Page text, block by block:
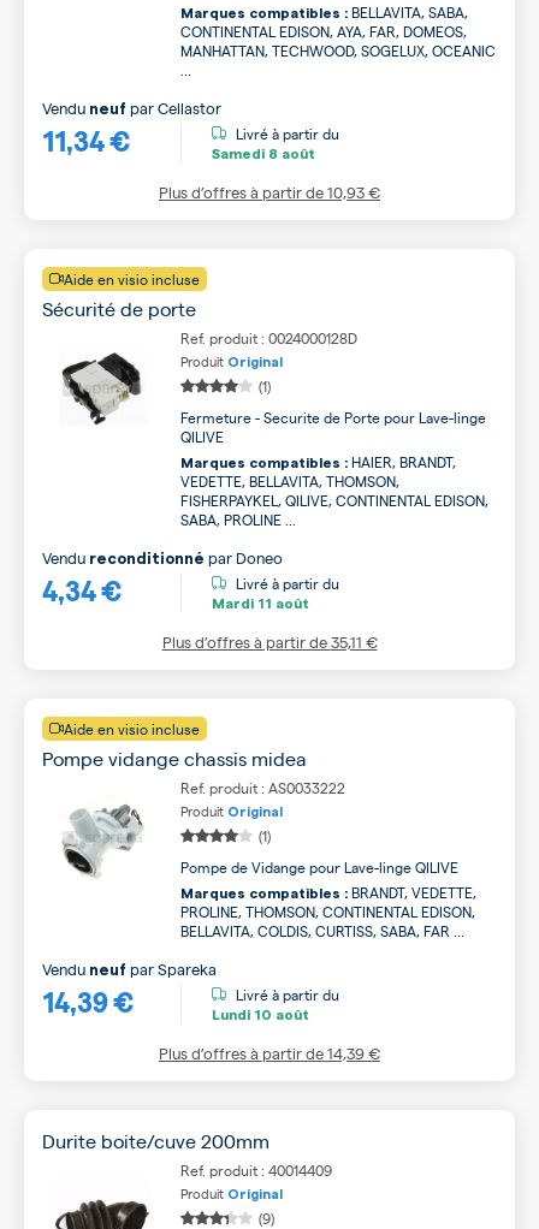
Marques compatibles : BELLAVITA, SABA,
CONTINENTAL EDISON, AYA, FAR, DOMEOS,
MANHATTAN, TECHWOOD, SOGELUX, OCEANIC
11,34 €
Vendu neuf parCellastor
Livré à partir du
Samedi 8 août
Plus d’offres à partir de10,93 €
Aide en visio incluse
Sécurité de porte
Ref. produit : 0024000128D
Produit Original
(1)
Fermeture - Securite de Porte pour Lave-linge
QILIVE
Marques compatibles : HAIER, BRANDT,
VEDETTE, BELLAVITA, THOMSON,
FISHERPAYKEL, QILIVE, CONTINENTAL EDISON,
SABA, PROLINE ...
4,34 €
Vendu reconditionné par Doneo
Livré à partir du
Mardi 11 août
Plus d’offres à partir de35,11 €
Aide en visio incluse
Pompe vidange chassis midea
Ref. produit : AS0033222
Produit Original
(1)
Pompe de Vidange pour Lave-linge QILIVE
Marques compatibles : BRANDT, VEDETTE,
PROLINE, THOMSON, CONTINENTAL EDISON,
BELLAVITA, COLDIS, CURTISS, SABA, FAR ...
14,39 €
Vendu neuf parSpareka
Livré à partir du
Lundi 10 août
Plus d’offres à partir de14,39 €
Durite boite/cuve 200mm
Ref. produit : 40014409
Produit Original
(9)